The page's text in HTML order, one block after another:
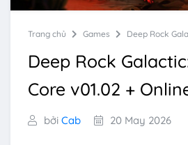
Trang chủ Games Deep Rock
Deep Rock
Core v01.02 +
bởi Cab 20 May 2026